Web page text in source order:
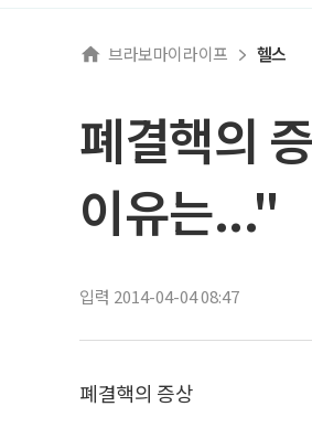
브라보마이라이프 헬스
폐결핵의
이유는..."
입력 2014-04-04 08:47
폐결핵의 증상